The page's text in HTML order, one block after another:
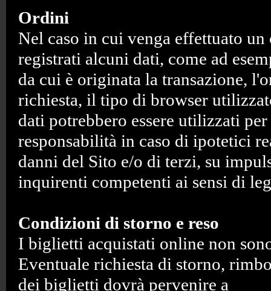
Ordini
Nel caso in cui venga effettuato
registrati alcuni dati, come ad
da cui è originata la transazione,
richiesta, il tipo di browser
dati potrebbero essere utilizzati
responsabilità in caso di ipotetici
danni del Sito e/o di terzi, su
inquirenti competenti ai sensi di
Condizioni di storno e reso
I biglietti acquistati online non
Eventuale richiesta di storno,
dei biglietti dovrà pervenire a